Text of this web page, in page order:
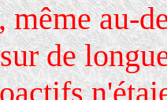
au-
de